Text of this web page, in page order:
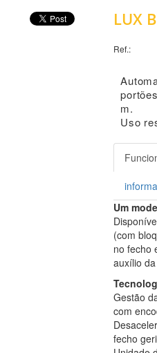
LUX
Ref.:
m.
Uso
Um
(com
no fecho
auxílio
Gestão
com
fecho